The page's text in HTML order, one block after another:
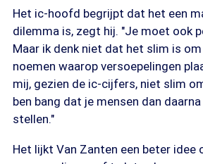
Het ic-hoofd begrijpt dat het een
dilemma is, zegt hij. "Je moet ook
Maar ik denk niet dat het slim is
noemen waarop versoepelingen
mij, gezien de ic-cijfers, niet slim
ben bang dat je mensen dan
stellen."
Het lijkt Van Zanten een beter idee